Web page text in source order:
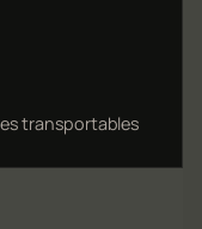
transportables